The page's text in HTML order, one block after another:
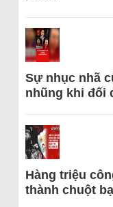
Sự nhục nhã
nhũng khi đối
Hàng triệu
thành chuột